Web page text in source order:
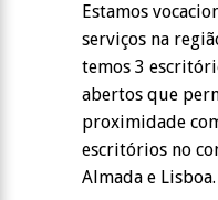
Estamos
serviços na
temos 3
abertos que
proximidade
escritórios no
Almada e Lisboa.